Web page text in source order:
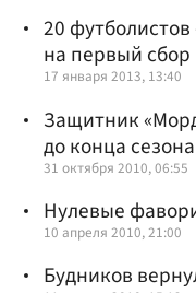
20
на первый
17 января 2013, 13:40
Защитник
до конца сезона
31 октября 2010, 06:55
Нулевые
10 апреля 2010, 21:00
Будников